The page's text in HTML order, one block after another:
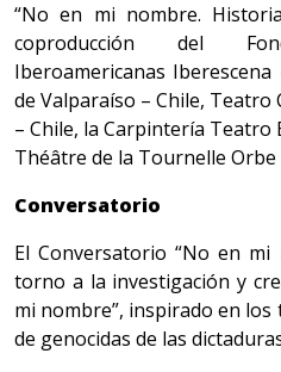
“No en mi nombre.
coproducción del
Iberoamericanas
de Valparaíso – Chile,
– Chile, la Carpintería
Théâtre de la Tournelle Orbe
Conversatorio
El Conversatorio “No en
torno a la investigación y
mi nombre”, inspirado en
de genocidas de las